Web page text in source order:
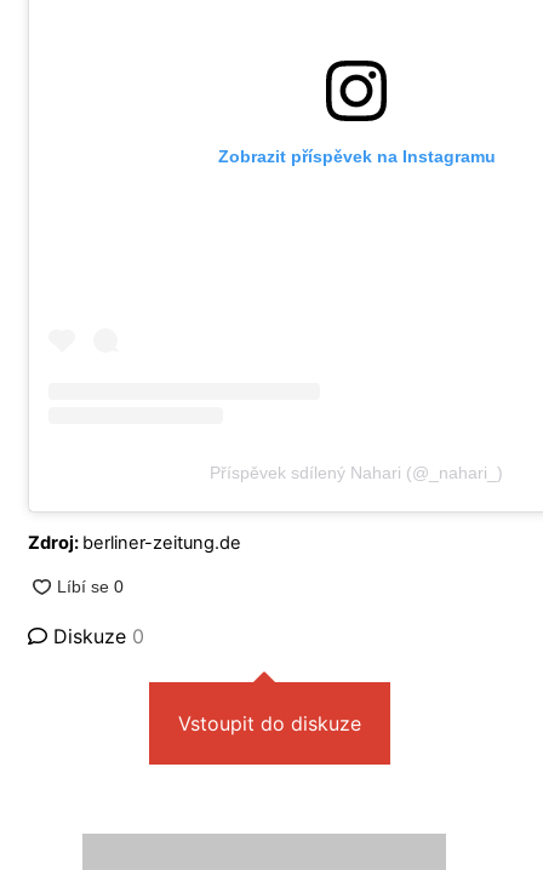
Zobrazit příspěvek na Instagramu
Příspěvek sdílený Nahari (@_nahari_)
Zdroj: berliner-zeitung.de
Diskuze 0
Vstoupit do diskuze